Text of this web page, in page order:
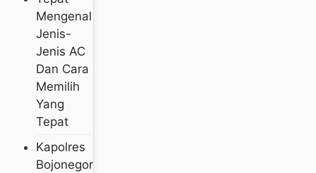
Mengenal
Jenis-
Jenis AC
Dan Cara
Memilih
Yang
Tepat
Kapolres
Bojonegor